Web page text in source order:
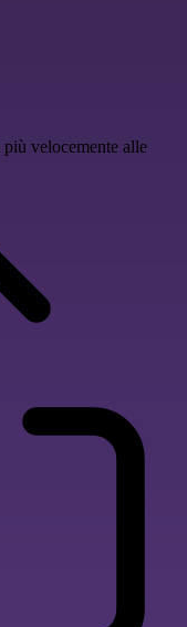
velocemente alle